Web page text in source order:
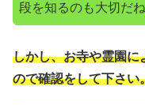
段を知るのも大切だね
しかし、お寺や霊園に
ので確認をして下さい